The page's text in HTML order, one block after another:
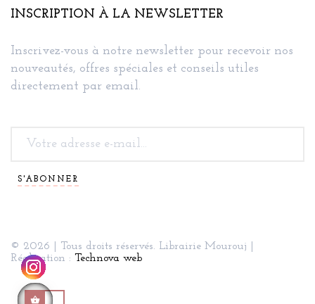
INSCRIPTION À LA NEWSLETTER
Inscrivez-vous à notre newsletter pour recevoir nos
nouveautés, offres spéciales et conseils utiles
directement par email.
S'ABONNER
© 2026 | Tous droits réservés. Librairie Mourouj |
Réalisation : Technova web